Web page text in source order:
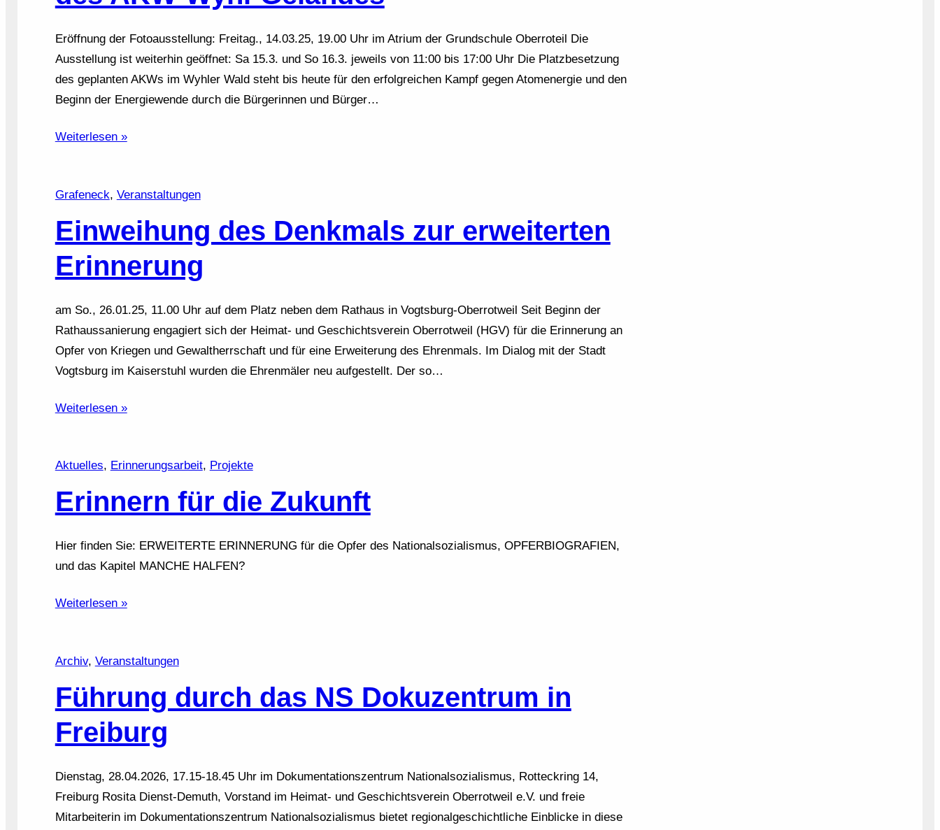
Eröffnung der Fotoausstellung: Freitag., 14.03.25, 19.00 Uhr im Atrium der Grundschule Oberroteil Die
Ausstellung ist weiterhin geöffnet: Sa 15.3. und So 16.3. jeweils von 11:00 bis 17:00 Uhr Die Platzbesetzung
des geplanten AKWs im Wyhler Wald steht bis heute für den erfolgreichen Kampf gegen Atomenergie und den
Beginn der Energiewende durch die Bürgerinnen und Bürger…
Weiterlesen »
Grafeneck, Veranstaltungen
Einweihung des Denkmals zur erweiterten
Erinnerung
am So., 26.01.25, 11.00 Uhr auf dem Platz neben dem Rathaus in Vogtsburg-Oberrotweil Seit Beginn der
Rathaussanierung engagiert sich der Heimat- und Geschichtsverein Oberrotweil (HGV) für die Erinnerung an
Opfer von Kriegen und Gewaltherrschaft und für eine Erweiterung des Ehrenmals. Im Dialog mit der Stadt
Vogtsburg im Kaiserstuhl wurden die Ehrenmäler neu aufgestellt. Der so…
Weiterlesen »
Aktuelles, Erinnerungsarbeit, Projekte
Erinnern für die Zukunft
Hier finden Sie: ERWEITERTE ERINNERUNG für die Opfer des Nationalsozialismus, OPFERBIOGRAFIEN,
und das Kapitel MANCHE HALFEN?
Weiterlesen »
Archiv, Veranstaltungen
Führung durch das NS Dokuzentrum in
Freiburg
Dienstag, 28.04.2026, 17.15-18.45 Uhr im Dokumentationszentrum Nationalsozialismus, Rotteckring 14,
Freiburg Rosita Dienst-Demuth, Vorstand im Heimat- und Geschichtsverein Oberrotweil e.V. und freie
Mitarbeiterin im Dokumentationszentrum Nationalsozialismus bietet regionalgeschichtliche Einblicke in diese